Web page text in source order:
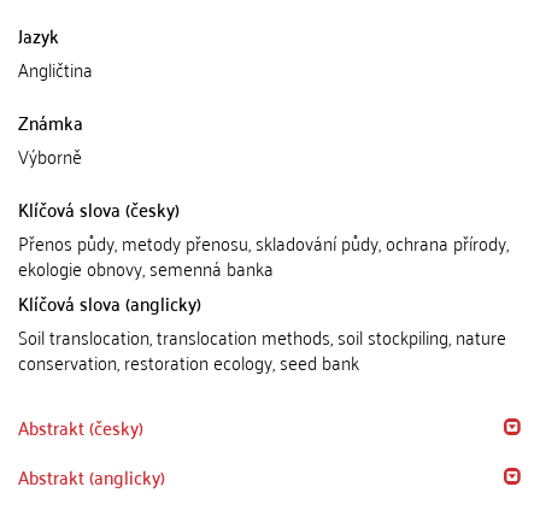
Jazyk
Angličtina
Známka
Výborně
Klíčová slova (česky)
Přenos půdy, metody přenosu, skladování půdy, ochrana přírody,
ekologie obnovy, semenná banka
Klíčová slova (anglicky)
Soil translocation, translocation methods, soil stockpiling, nature
conservation, restoration ecology, seed bank
Abstrakt (česky)
Abstrakt (anglicky)